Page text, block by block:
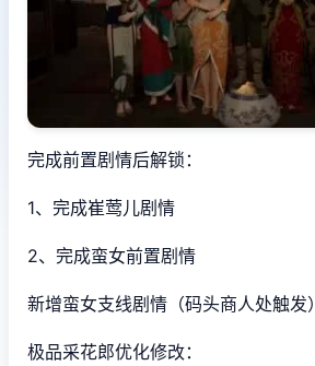
完成前置剧情后解锁：
1、完成崔莺儿剧情
2、完成蛮女前置剧情
新增蛮女支线剧情（码头商人处触发）
极品采花郎优化修改：